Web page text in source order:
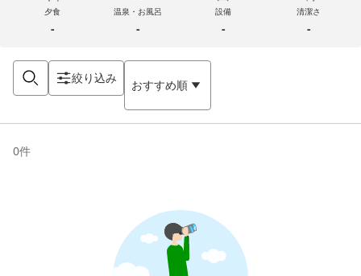
夕食
-
温泉・お風呂
-
設備
-
清潔さ
-
絞り込み おすすめ順
0件